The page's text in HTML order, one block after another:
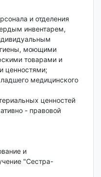
и отделения
инвентарем,
моющими
товарами и
ценностями;
медицинского
ценностей
- право­вой
и
"Сестра-